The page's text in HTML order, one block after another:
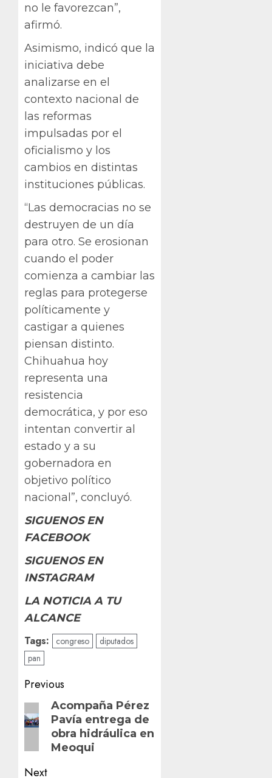
no le favorezcan”,
afirmó.
Asimismo, indicó que la
iniciativa debe
analizarse en el
contexto nacional de
las reformas
impulsadas por el
oficialismo y los
cambios en distintas
instituciones públicas.
“Las democracias no se
destruyen de un día
para otro. Se erosionan
cuando el poder
comienza a cambiar las
reglas para protegerse
políticamente y
castigar a quienes
piensan distinto.
Chihuahua hoy
representa una
resistencia
democrática, y por eso
intentan convertir al
estado y a su
gobernadora en
objetivo político
nacional”, concluyó.
SIGUENOS EN
FACEBOOK
SIGUENOS EN
INSTAGRAM
LA NOTICIA A TU
ALCANCE
Tags: congreso
diputados
pan
Post
navigation
Previous
Previous
post:
Acompaña Pérez
Pavía entrega de
obra hidráulica en
Meoqui
Next